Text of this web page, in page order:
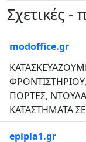
Σχετικές -
modoffice.gr
ΠΟΡΤΕΣ,
ΚΑΤΑΣΤΗΜΑΤΑ
epipla1.gr